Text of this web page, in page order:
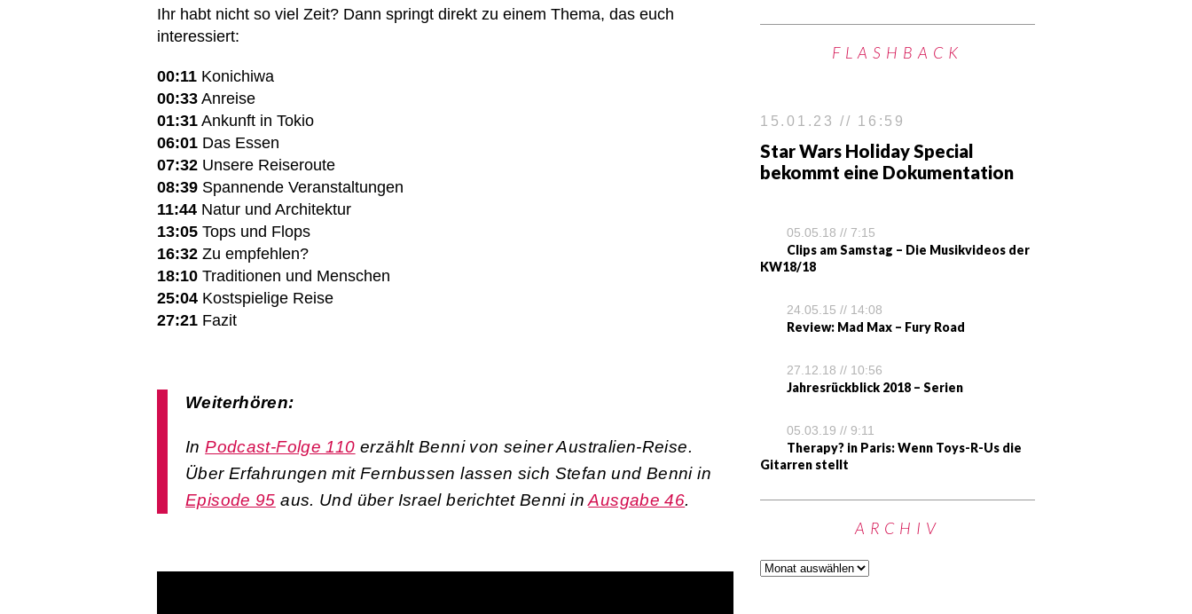
Ihr habt nicht so viel Zeit? Dann springt direkt zu einem Thema, das euch
interessiert:
00:11 Konichiwa
00:33 Anreise
01:31 Ankunft in Tokio
06:01 Das Essen
07:32 Unsere Reiseroute
08:39 Spannende Veranstaltungen
11:44 Natur und Architektur
13:05 Tops und Flops
16:32 Zu empfehlen?
18:10 Traditionen und Menschen
25:04 Kostspielige Reise
27:21 Fazit
Weiterhören:
InPodcast-Folge 110 erzählt Benni von seiner Australien-Reise.
Über Erfahrungen mit Fernbussen lassen sich Stefan und Benni in
Episode 95 aus. Und über Israel berichtet Benni inAusgabe 46.
FLASHBACK
15.01.23 // 16:59
Star Wars Holiday Special
bekommt eine Dokumentation
05.05.18 // 7:15
Clips am Samstag – Die Musikvideos der
KW18/18
24.05.15 // 14:08
Review: Mad Max – Fury Road
27.12.18 // 10:56
Jahresrückblick 2018 – Serien
05.03.19 // 9:11
Therapy? in Paris: Wenn Toys-R-Us die
Gitarren stellt
ARCHIV